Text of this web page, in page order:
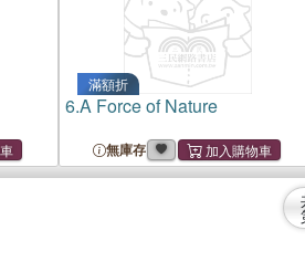
滿額折
6.A Force of Nature
無庫存